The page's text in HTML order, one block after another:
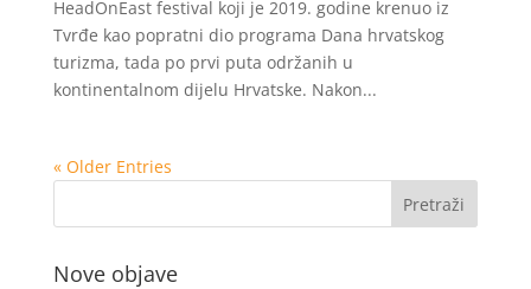
HeadOnEast festival koji je 2019. godine krenuo iz
Tvrđe kao popratni dio programa Dana hrvatskog
turizma, tada po prvi puta održanih u
kontinentalnom dijelu Hrvatske. Nakon...
« Older Entries
Nove objave